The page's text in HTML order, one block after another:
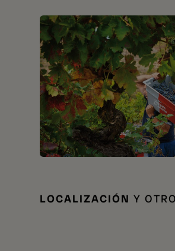
LOCALIZACIÓN Y